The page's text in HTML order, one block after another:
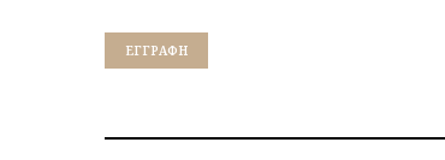
EΓΓΡΑΦΉ